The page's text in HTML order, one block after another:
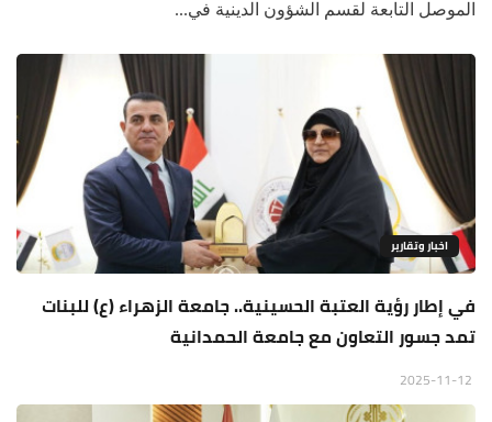
الموصل التابعة لقسم الشؤون الدينية في...
اخبار وتقارير
في إطار رؤية العتبة الحسينية.. جامعة الزهراء (ع) للبنات
تمد جسور التعاون مع جامعة الحمدانية